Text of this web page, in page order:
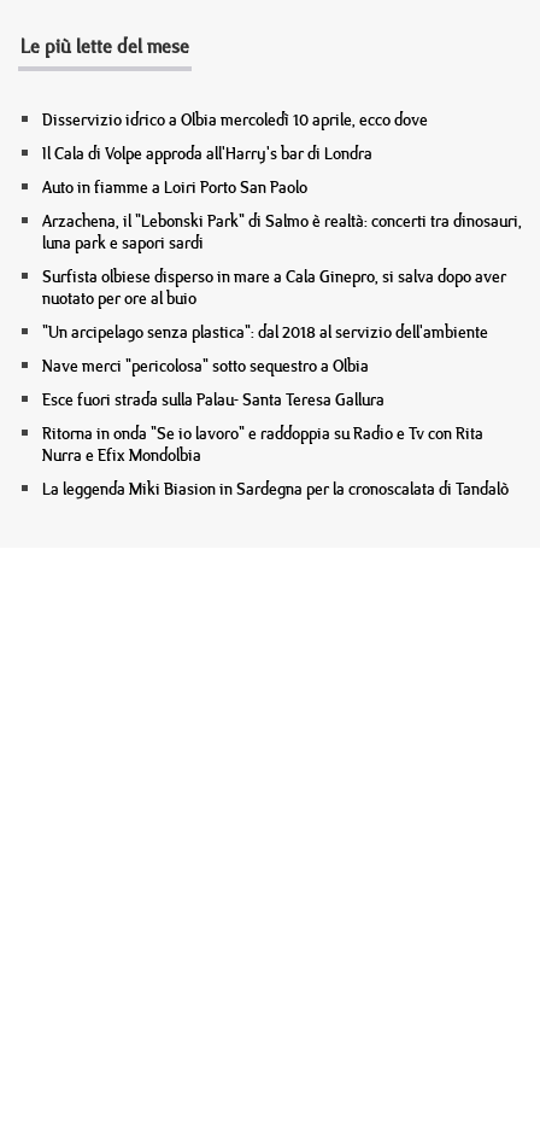
Le più lette del mese
Disservizio idrico a Olbia mercoledì 10 aprile, ecco dove
Il Cala di Volpe approda all'Harry's bar di Londra
Auto in fiamme a Loiri Porto San Paolo
Arzachena, il "Lebonski Park" di Salmo è realtà: concerti tra dinosauri,
luna park e sapori sardi
Surfista olbiese disperso in mare a Cala Ginepro, si salva dopo aver
nuotato per ore al buio
"Un arcipelago senza plastica": dal 2018 al servizio dell'ambiente
Nave merci "pericolosa" sotto sequestro a Olbia
Esce fuori strada sulla Palau- Santa Teresa Gallura
Ritorna in onda "Se io lavoro" e raddoppia su Radio e Tv con Rita
Nurra e Efix Mondolbia
La leggenda Miki Biasion in Sardegna per la cronoscalata di Tandalò